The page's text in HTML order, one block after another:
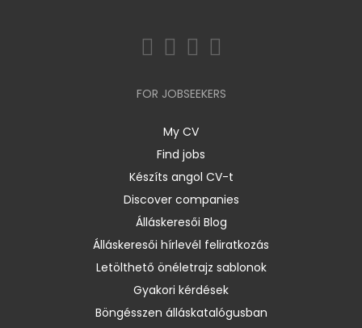
FOR JOBSEEKERS
My CV
Find jobs
Készíts angol CV-t
Discover companies
Álláskeresői Blog
Álláskeresői hírlevél feliratkozás
Letölthető önéletrajz sablonok
Gyakori kérdések
Böngésszen álláskatalógusban